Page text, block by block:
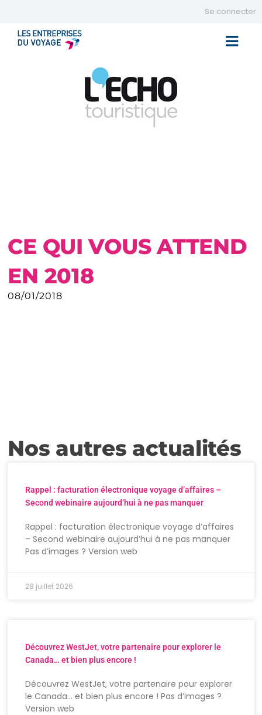
Se connecter
CE QUI VOUS ATTEND
EN 2018
08/01/2018
Nos autres actualités
Rappel : facturation électronique voyage d’affaires –
Second webinaire aujourd’hui à ne pas manquer
Rappel : facturation électronique voyage d’affaires
– Second webinaire aujourd’hui à ne pas manquer
Pas d’images ? Version web
28 juillet 2026
Découvrez WestJet, votre partenaire pour explorer le
Canada… et bien plus encore !
Découvrez WestJet, votre partenaire pour explorer
le Canada… et bien plus encore ! Pas d’images ?
Version web